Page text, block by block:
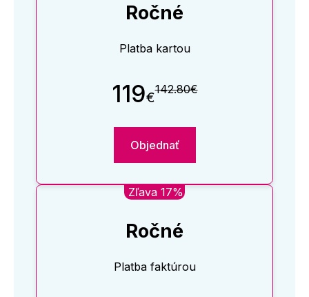
Ročné
Platba kartou
119€142.80€
Objednať
Zľava 17%
Ročné
Platba faktúrou